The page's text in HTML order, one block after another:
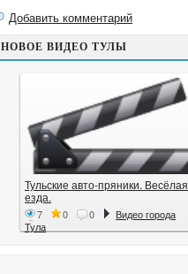
Добавить комментарий
НОВОЕ ВИДЕО ТУЛЫ
Тульские авто-пряники. Весёлая
езда.
7 0 0
Видео города
Тула